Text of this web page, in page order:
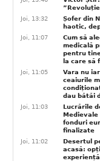
Joi, 13:32
Șofer din
haotic,
Joi, 11:07
Cum să
medicală
pentru
la care să
Joi, 11:05
Vara nu
ceaiurile
dau bătăi
Joi, 11:03
Lucrările
fonduri
finalizate
Joi, 11:02
Desertul
acasă:
experiență